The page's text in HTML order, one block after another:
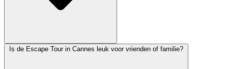
Is de Escape Tour in Cannes leuk voor vrienden of familie?